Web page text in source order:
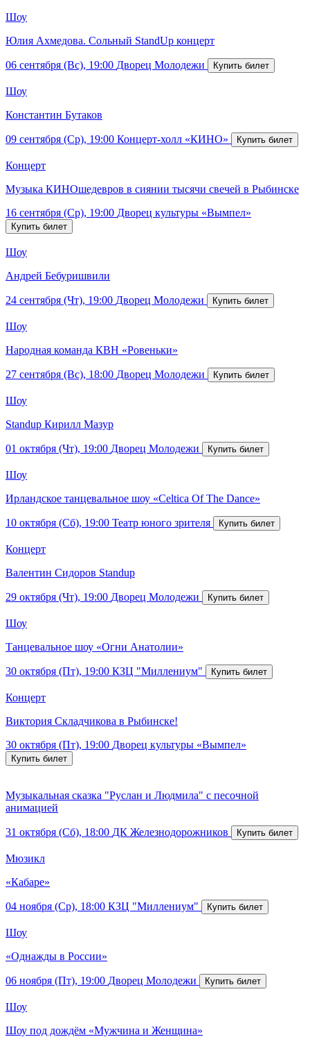
Шоу
Юлия Ахмедова. Сольный StandUp концерт
06 сентября (Вс), 19:00 Дворец Молодежи
Шоу
Константин Бутаков
09 сентября (Ср), 19:00 Концерт-холл «КИНО»
Концерт
Музыка КИНОшедевров в сиянии тысячи свечей в Рыбинске
16 сентября (Ср), 19:00 Дворец культуры «Вымпел»
Шоу
Андрей Бебуришвили
24 сентября (Чт), 19:00 Дворец Молодежи
Шоу
Народная команда КВН «Ровеньки»
27 сентября (Вс), 18:00 Дворец Молодежи
Шоу
Standup Кирилл Мазур
01 октября (Чт), 19:00 Дворец Молодежи
Шоу
Ирландское танцевальное шоу «Celtica Of The Dance»
10 октября (Сб), 19:00 Театр юного зрителя
Концерт
Валентин Сидоров Standup
29 октября (Чт), 19:00 Дворец Молодежи
Шоу
Танцевальное шоу «Огни Анатолии»
30 октября (Пт), 19:00 КЗЦ "Миллениум"
Концерт
Виктория Складчикова в Рыбинске!
30 октября (Пт), 19:00 Дворец культуры «Вымпел»
Музыкальная сказка "Руслан и Людмила" с песочной
анимацией
31 октября (Сб), 18:00 ДК Железнодорожников
Мюзикл
«Кабаре»
04 ноября (Ср), 18:00 КЗЦ "Миллениум"
Шоу
«Однажды в России»
06 ноября (Пт), 19:00 Дворец Молодежи
Шоу
Шоу под дождём «Мужчина и Женщина»